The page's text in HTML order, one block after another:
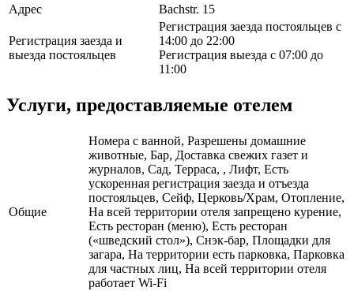
Адрес
Bachstr. 15
Регистрация заезда и
выезда постояльцев
Регистрация заезда постояльцев с
14:00 до 22:00
Регистрация выезда с 07:00 до
11:00
Услуги, предоставляемые отелем
Общие
Номера с ванной, Разрешены домашние
животные, Бар, Доставка свежих газет и
журналов, Сад, Терраса, , Лифт, Есть
ускоренная регистрация заезда и отъезда
постояльцев, Сейф, Церковь/Храм, Отопление,
На всей территории отеля запрещено курение,
Есть ресторан (меню), Есть ресторан
(«шведский стол»), Снэк-бар, Площадки для
загара, На территории есть парковка, Парковка
для частных лиц, На всей территории отеля
работает Wi-Fi